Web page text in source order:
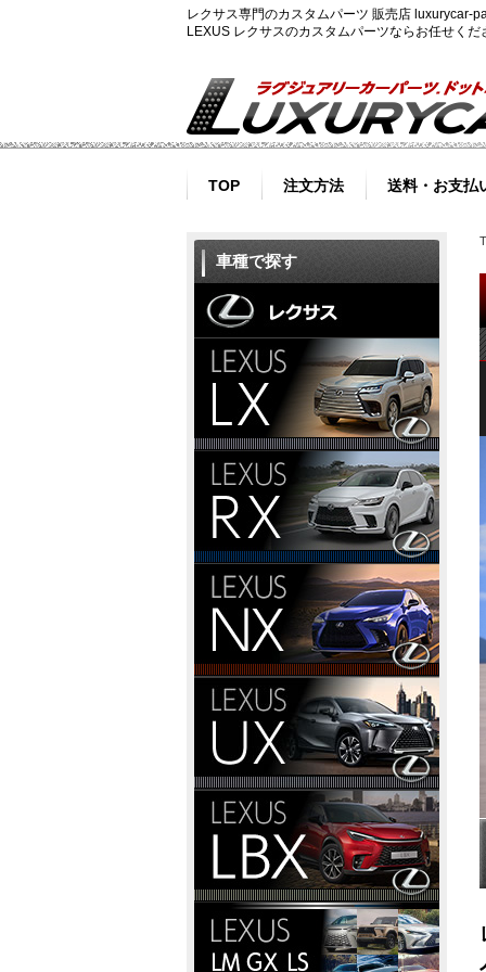
レクサス専門のカスタムパーツ 販売店 luxurycar-
LEXUS レクサスのカスタムパーツならお任せく
TOP 注文方法 送料・お支払
車種で探す